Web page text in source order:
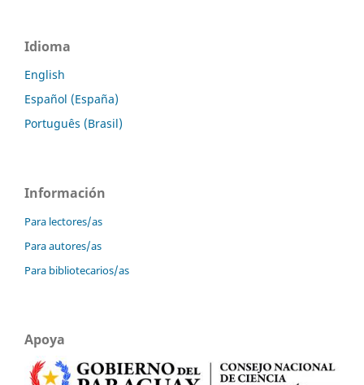
Idioma
English
Español (España)
Português (Brasil)
Información
Para lectores/as
Para autores/as
Para bibliotecarios/as
Apoya